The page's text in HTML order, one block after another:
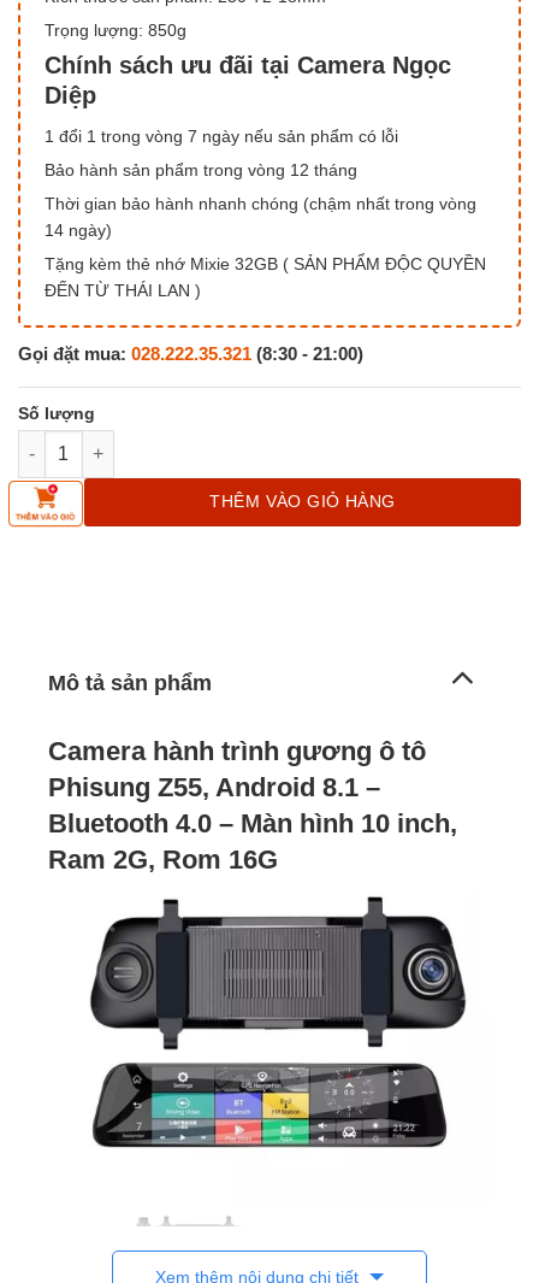
Trọng lượng: 850g
Chính sách ưu đãi tại Camera Ngọc
Diệp
1 đổi 1 trong vòng 7 ngày nếu sản phẩm có lỗi
Bảo hành sản phẩm trong vòng 12 tháng
Thời gian bảo hành nhanh chóng (chậm nhất trong vòng
14 ngày)
Tặng kèm thẻ nhớ Mixie 32GB ( SẢN PHẨM ĐỘC QUYỀN
ĐẾN TỪ THÁI LAN )
Gọi đặt mua: 028.222.35.321 (8:30 - 21:00)
[TẶNG THẺ NHỚ] Camera hành trình gương ô tô Phisung
THÊM VÀO GIỎ HÀNG
Mô tả sản phẩm
Camera hành trình gương ô tô
Phisung Z55, Android 8.1 –
Bluetooth 4.0 – Màn hình 10 inch,
Ram 2G, Rom 16G
Xem thêm nội dung chi tiết